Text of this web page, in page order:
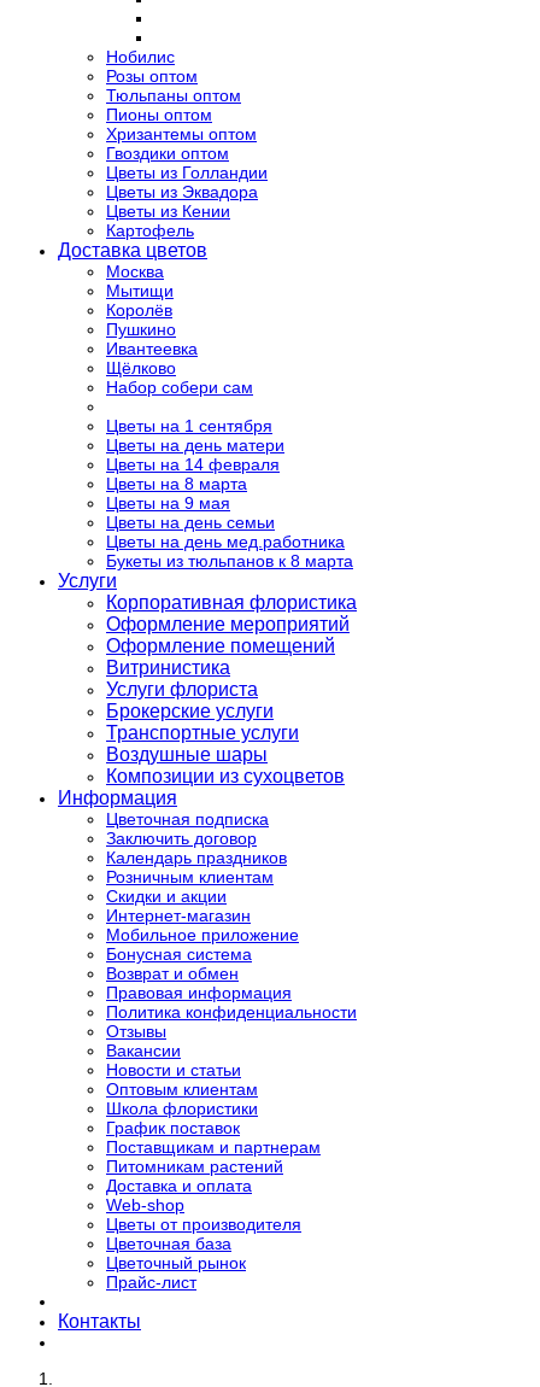
Нобилис
Розы оптом
Тюльпаны оптом
Пионы оптом
Хризантемы оптом
Гвоздики оптом
Цветы из Голландии
Цветы из Эквадора
Цветы из Кении
Картофель
Доставка цветов
Москва
Мытищи
Королёв
Пушкино
Ивантеевка
Щёлково
Набор собери сам
Цветы на 1 сентября
Цветы на день матери
Цветы на 14 февраля
Цветы на 8 марта
Цветы на 9 мая
Цветы на день семьи
Цветы на день мед.работника
Букеты из тюльпанов к 8 марта
Услуги
Корпоративная флористика
Оформление мероприятий
Оформление помещений
Витринистика
Услуги флориста
Брокерские услуги
Транспортные услуги
Воздушные шары
Композиции из сухоцветов
Информация
Цветочная подписка
Заключить договор
Календарь праздников
Розничным клиентам
Скидки и акции
Интернет-магазин
Мобильное приложение
Бонусная система
Возврат и обмен
Правовая информация
Политика конфиденциальности
Отзывы
Вакансии
Новости и статьи
Оптовым клиентам
Школа флористики
График поставок
Поставщикам и партнерам
Питомникам растений
Доставка и оплата
Web-shop
Цветы от производителя
Цветочная база
Цветочный рынок
Прайс-лист
Контакты